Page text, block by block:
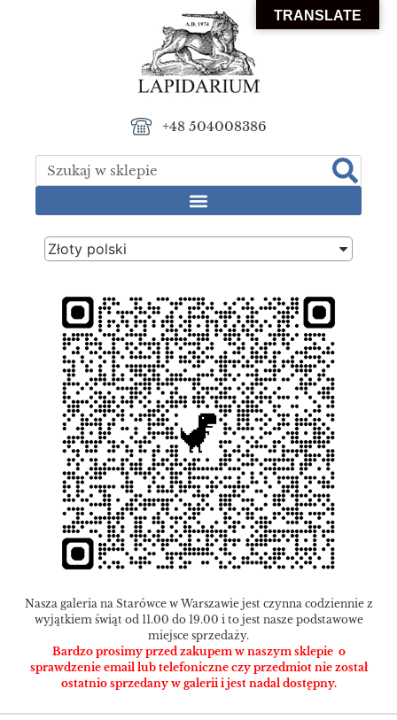
+48 504008386
Złoty polski
Nasza galeria na Starówce w Warszawie jest czynna codziennie z
wyjątkiem świąt od 11.00 do 19.00 i to jest nasze podstawowe
miejsce sprzedaży.
Bardzo prosimy przed zakupem w naszym sklepie o
sprawdzenie email lub telefoniczne czy przedmiot nie został
ostatnio sprzedany w galerii i jest nadal dostępny.
TRANSLATE